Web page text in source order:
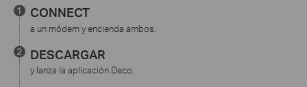
CONNECT
a un módem y encienda ambos.
DESCARGAR
y lanza la aplicación Deco.